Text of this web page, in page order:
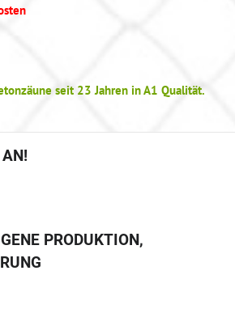
seit 23 Jahren in A1 Qualität.
PRODUKTION,